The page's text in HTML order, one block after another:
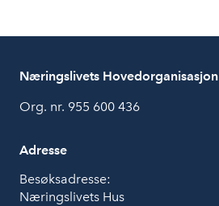
Næringslivets Hovedorganisasjon
Org. nr. 955 600 436
Adresse
Besøksadresse:
Næringslivets Hus